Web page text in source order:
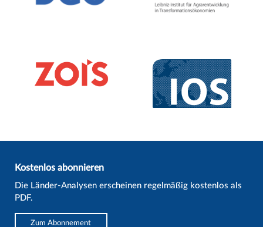
Kostenlos abonnieren
Die Länder-Analysen erscheinen regelmäßig kostenlos als
PDF.
Zum Abonnement